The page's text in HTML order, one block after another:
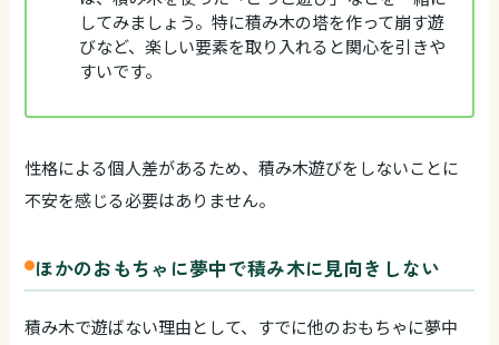
してみましょう。特に積み木の塔を作って崩す遊
びなど、楽しい要素を取り入れると関心を引きや
すいです。
性格による個人差があるため、積み木遊びをしないことに
不安を感じる必要はありません。
ほかのおもちゃに夢中で積み木に見向きしない
積み木で遊ばない理由として、すでに他のおもちゃに夢中